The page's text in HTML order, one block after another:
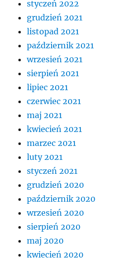
styczeń 2022
grudzień 2021
listopad 2021
październik 2021
wrzesień 2021
sierpień 2021
lipiec 2021
czerwiec 2021
maj 2021
kwiecień 2021
marzec 2021
luty 2021
styczeń 2021
grudzień 2020
październik 2020
wrzesień 2020
sierpień 2020
maj 2020
kwiecień 2020